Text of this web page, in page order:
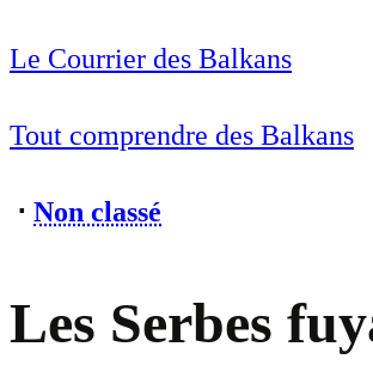
Le Courrier des Balkans
Tout comprendre des Balkans
⋅ Non classé
Les Serbes